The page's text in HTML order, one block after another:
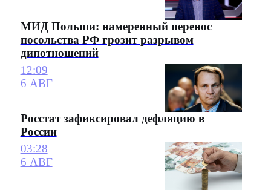
МИД Польши: намеренный перенос
посольства РФ грозит разрывом
дипотношений
12:09
6 АВГ
Росстат зафиксировал дефляцию в
России
03:28
6 АВГ